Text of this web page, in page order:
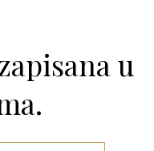
u